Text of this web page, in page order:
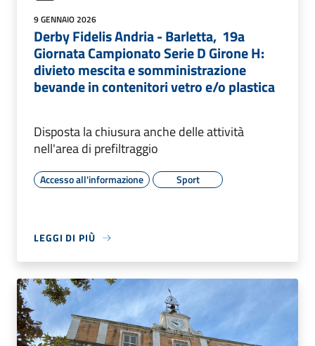
9 GENNAIO 2026
Derby Fidelis Andria - Barletta, 19a
Giornata Campionato Serie D Girone H:
divieto mescita e somministrazione
bevande in contenitori vetro e/o plastica
Disposta la chiusura anche delle attività
nell'area di prefiltraggio
Accesso all'informazione Sport
LEGGI DI PIÙ